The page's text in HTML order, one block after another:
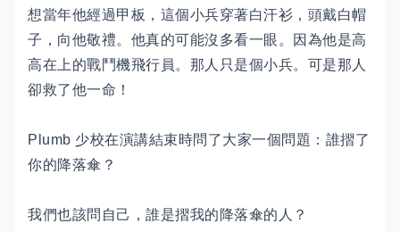
想當年他經過甲板，這個小兵穿著白汗衫，頭戴白帽
子，向他敬禮。他真的可能沒多看一眼。因為他是高
高在上的戰鬥機飛行員。那人只是個小兵。可是那人
卻救了他一命！
Plumb 少校在演講結束時問了大家一個問題：誰摺了
你的降落傘？
我們也該問自己，誰是摺我的降落傘的人？